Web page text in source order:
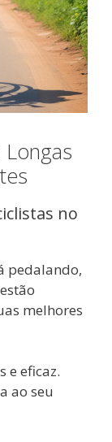
no
pedalando,
melhores
e eficaz.
ao seu